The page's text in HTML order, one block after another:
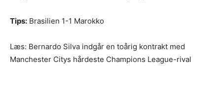
Tips: Brasilien 1-1 Marokko
Læs: Bernardo Silva indgår en toårig kontrakt med
Manchester Citys hårdeste Champions League-rival